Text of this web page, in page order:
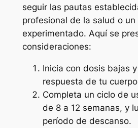
seguir las pautas
profesional de la salud o
experimentado. Aquí se
consideraciones:
Inicia con dosis bajas
respuesta de tu
Completa un ciclo de
de 8 a 12 semanas, y
período de descanso.